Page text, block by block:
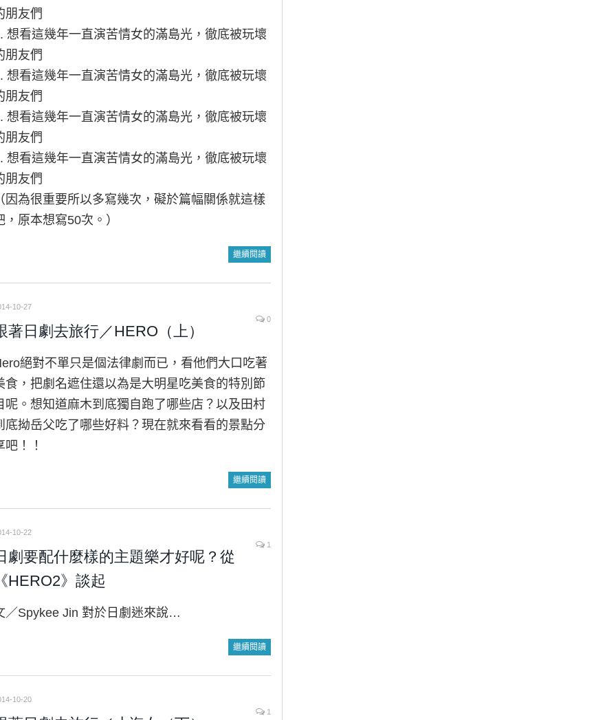
朋友們
想看這幾年一直演苦情女的滿島光，徹底被玩壞
朋友們
想看這幾年一直演苦情女的滿島光，徹底被玩壞
朋友們
想看這幾年一直演苦情女的滿島光，徹底被玩壞
朋友們
想看這幾年一直演苦情女的滿島光，徹底被玩壞
朋友們
因為很重要所以多寫幾次，礙於篇幅關係就這樣
，原本想寫50次。）
繼續閱讀
10-27
0
著日劇去旅行／HERO（上）
絕對不單只是個法律劇而已，看他們大口吃著
食，把劇名遮住還以為是大明星吃美食的特別節
呢。想知道麻木到底獨自跑了哪些店？以及田村
底拗岳父吃了哪些好料？現在就來看看的景點分
吧！！
繼續閱讀
10-22
1
劇要配什麼樣的主題樂才好呢？從
HERO2》談起
／Spykee Jin 對於日劇迷來說…
繼續閱讀
10-20
1